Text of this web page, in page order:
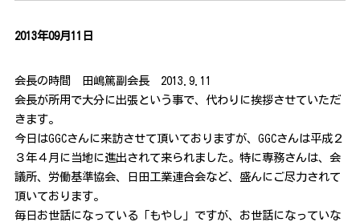
2013年09月11日
会長の時間 田嶋篤副会長 2013.9.11
会長が所用で大分に出張という事で、代わりに挨拶させていただ
きます。
今日はGGCさんに来訪させて頂いておりますが、GGCさんは平成２
３年４月に当地に進出されて来られました。特に専務さんは、会
議所、労働基準協会、日田工業連合会など、盛んにご尽力されて
頂いております。
毎日お世話になっている「もやし」ですが、お世話になっていな